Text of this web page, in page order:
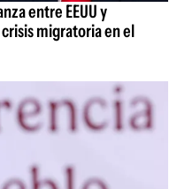
entre EEUU y
migratoria en el